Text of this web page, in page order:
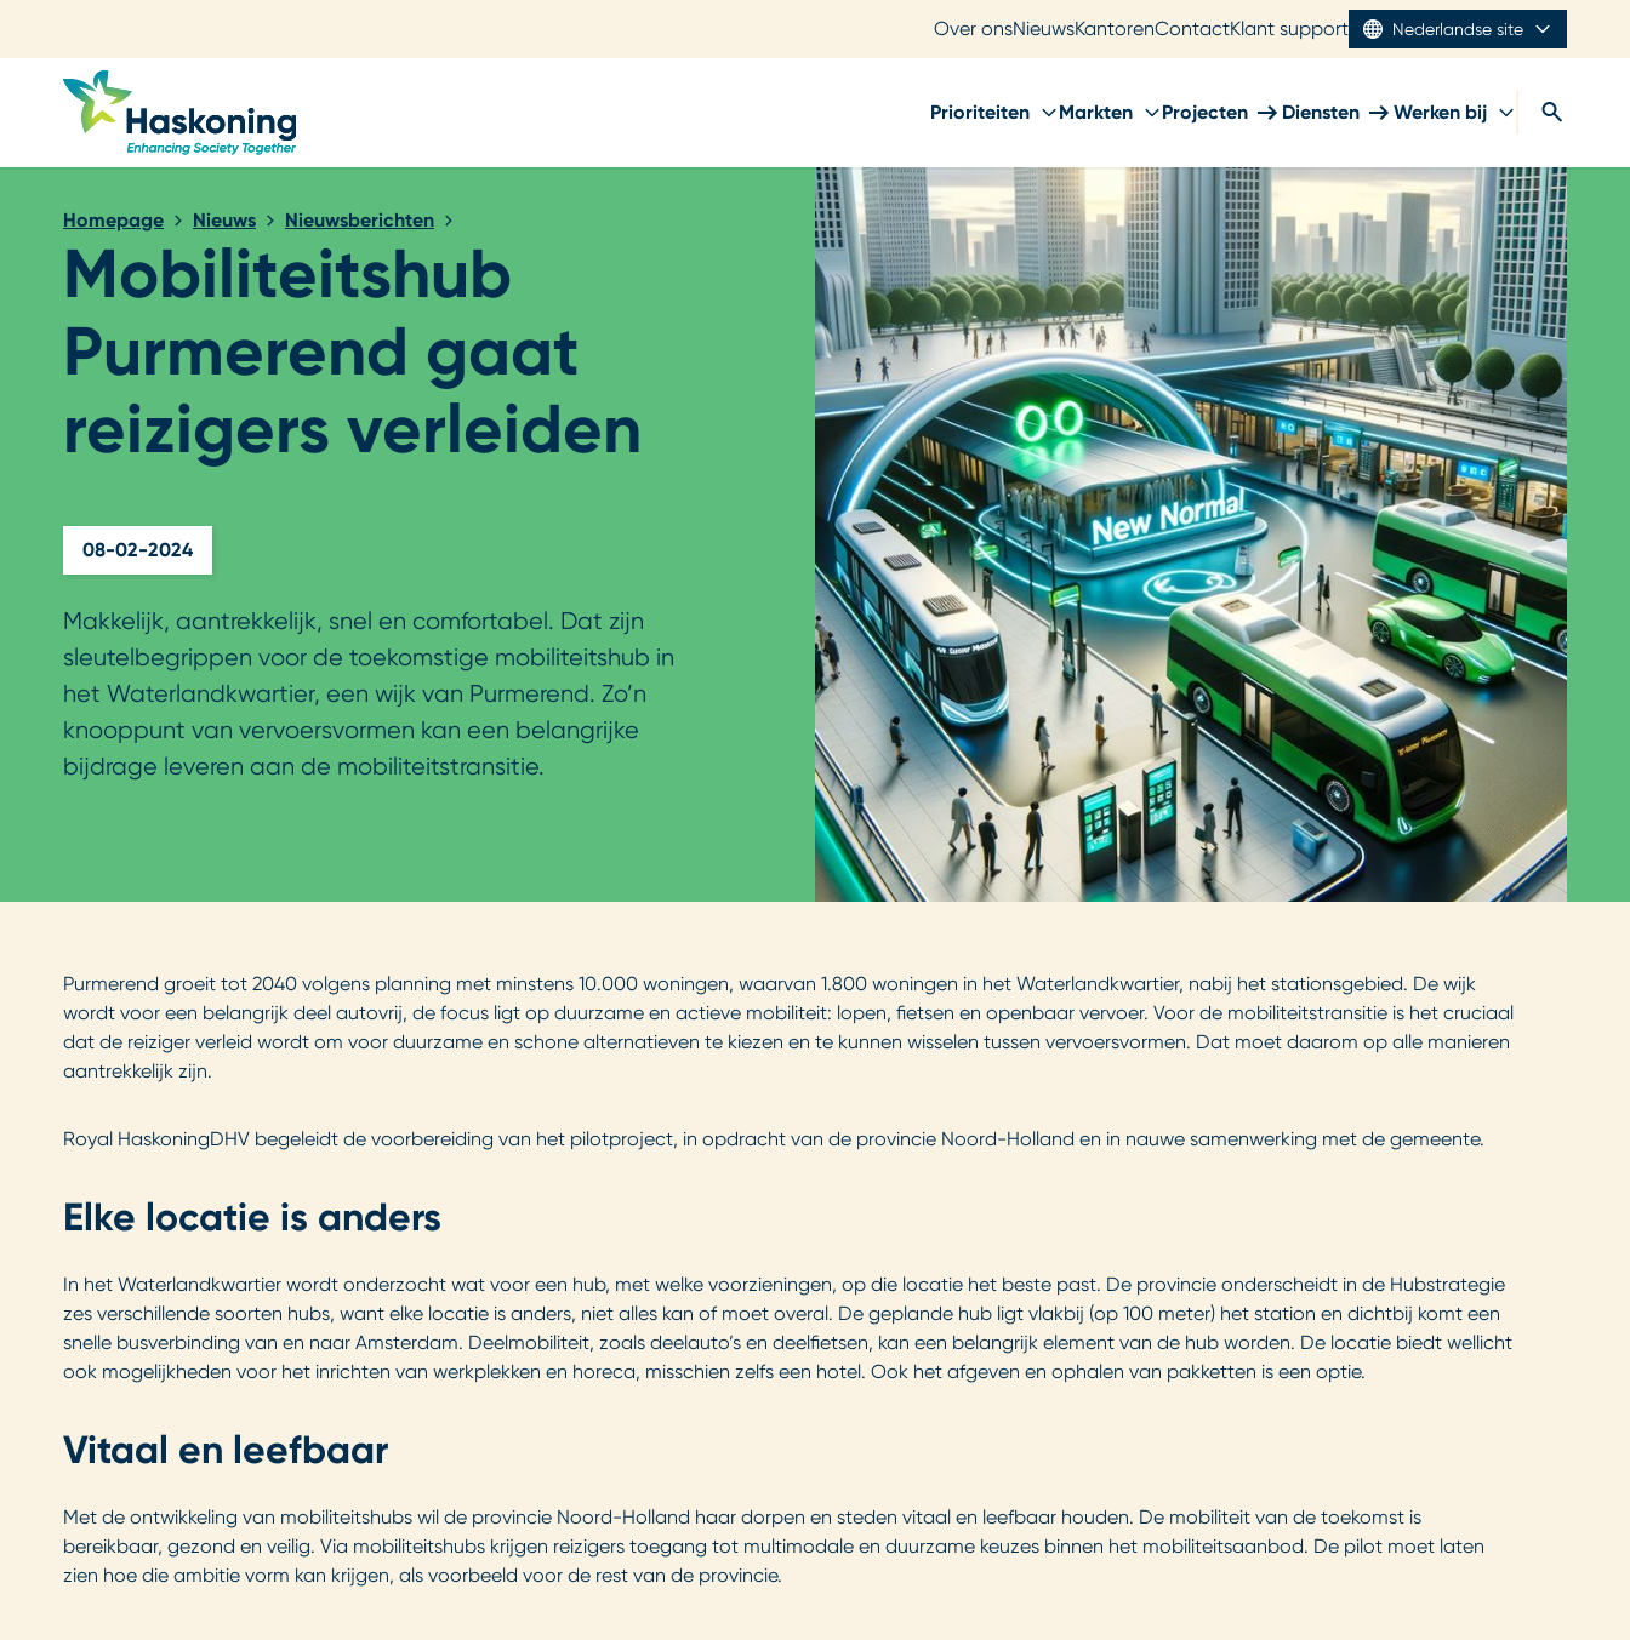
Over onsNieuwsKantorenContactKlant support Nederlandse site
Prioriteiten Markten Projecten Diensten Werken bij
Homepage Nieuws Nieuwsberichten
Mobiliteitshub
Purmerend gaat
reizigers verleiden
08-02-2024
Makkelijk, aantrekkelijk, snel en comfortabel. Dat zijn
sleutelbegrippen voor de toekomstige mobiliteitshub in
het Waterlandkwartier, een wijk van Purmerend. Zo’n
knooppunt van vervoersvormen kan een belangrijke
bijdrage leveren aan de mobiliteitstransitie.
Purmerend groeit tot 2040 volgens planning met minstens 10.000 woningen, waarvan 1.800 woningen in het Waterlandkwartier, nabij het stationsgebied. De wijk
wordt voor een belangrijk deel autovrij, de focus ligt op duurzame en actieve mobiliteit: lopen, fietsen en openbaar vervoer. Voor de mobiliteitstransitie is het cruciaal
dat de reiziger verleid wordt om voor duurzame en schone alternatieven te kiezen en te kunnen wisselen tussen vervoersvormen. Dat moet daarom op alle manieren
aantrekkelijk zijn.
Royal HaskoningDHV begeleidt de voorbereiding van het pilotproject, in opdracht van de provincie Noord-Holland en in nauwe samenwerking met de gemeente.
Elke locatie is anders
In het Waterlandkwartier wordt onderzocht wat voor een hub, met welke voorzieningen, op die locatie het beste past. De provincie onderscheidt in de Hubstrategie
zes verschillende soorten hubs, want elke locatie is anders, niet alles kan of moet overal. De geplande hub ligt vlakbij (op 100 meter) het station en dichtbij komt een
snelle busverbinding van en naar Amsterdam. Deelmobiliteit, zoals deelauto’s en deelfietsen, kan een belangrijk element van de hub worden. De locatie biedt wellicht
ook mogelijkheden voor het inrichten van werkplekken en horeca, misschien zelfs een hotel. Ook het afgeven en ophalen van pakketten is een optie.
Vitaal en leefbaar
Met de ontwikkeling van mobiliteitshubs wil de provincie Noord-Holland haar dorpen en steden vitaal en leefbaar houden. De mobiliteit van de toekomst is
bereikbaar, gezond en veilig. Via mobiliteitshubs krijgen reizigers toegang tot multimodale en duurzame keuzes binnen het mobiliteitsaanbod. De pilot moet laten
zien hoe die ambitie vorm kan krijgen, als voorbeeld voor de rest van de provincie.